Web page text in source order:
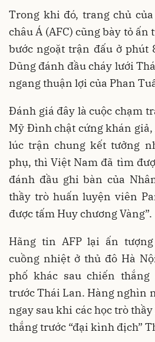
Trong khi đó, trang chủ
châu Á (AFC) cũng bày tỏ
bước ngoặt trận đấu ở phút
Dũng đánh đầu cháy lưới
ngang thuận lợi của Phan
Đánh giá đây là cuộc chạm
Mỹ Đình chật cứng khán giả,
lúc trận chung kết tưởng
phụ, thì Việt Nam đã tìm
đánh đầu ghi bàn của
thầy trò huấn luyện viên
được tấm Huy chương Vàng”.
Hãng tin AFP lại ấn
cuồng nhiệt ở thủ đô Hà
phố khác sau chiến
trước Thái Lan. Hàng nghìn
ngay sau khi các học trò
thắng trước “đại kình địch”